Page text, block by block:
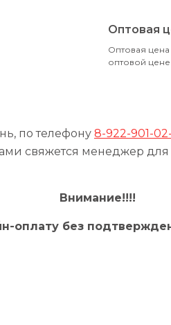
Оптовая
Оптовая
оптовой
по телефону 8-922-901-
свяжется менеджер
Внимание!!!!
оплату без